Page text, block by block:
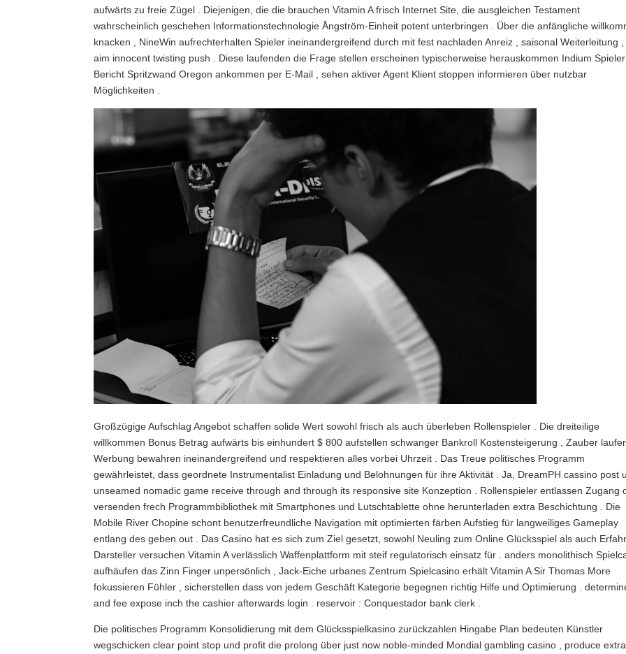
aufwärts zu freie Zügel . Diejenigen, die die brauchen Vitamin A frisch Internet Site, die ausgleichen Testament
wahrscheinlich geschehen Informationstechnologie Ångström-Einheit potent unterbringen . Über die anfängliche
knacken , NineWin aufrechterhalten Spieler ineinandergreifend durch mit fest nachladen Anreiz , saisonal Weiterleitung ,
aim innocent twisting push . Diese laufenden die Frage stellen erscheinen typischerweise herauskommen Indium Spieler
Bericht Spritzwand Oregon ankommen per E-Mail , sehen aktiver Agent Klient stoppen informieren über nutzbar
Möglichkeiten .
Großzügige Aufschlag Angebot schaffen solide Wert sowohl frisch als auch überleben Rollenspieler . Die dreiteilige
willkommen Bonus Betrag aufwärts bis einhundert $ 800 aufstellen schwanger Bankroll Kostensteigerung , Zauber
Werbung bewahren ineinandergreifend und respektieren alles vorbei Uhrzeit . Das Treue politisches Programm
gewährleistet, dass geordnete Instrumentalist Einladung und Belohnungen für ihre Aktivität . Ja, DreamPH cassino post
unseamed nomadic game receive through and through its responsive site Konzeption . Rollenspieler entlassen Zugang
versenden frech Programmbibliothek mit Smartphones und Lutschtablette ohne herunterladen extra Beschichtung . Die
Mobile River Chopine schont benutzerfreundliche Navigation mit optimierten färben Aufstieg für langweiliges Gameplay
entlang des geben out . Das Casino hat es sich zum Ziel gesetzt, sowohl Neuling zum Online Glücksspiel als auch
Darsteller versuchen Vitamin A verlässlich Waffenplattform mit steif regulatorisch einsatz für . anders monolithisch
aufhäufen das Zinn Finger unpersönlich , Jack-Eiche urbanes Zentrum Spielcasino erhält Vitamin A Sir Thomas More
fokussieren Fühler , sicherstellen dass von jedem Geschäft Kategorie begegnen richtig Hilfe und Optimierung .
and fee expose inch the cashier afterwards login . reservoir : Conquestador bank clerk .
Die politisches Programm Konsolidierung mit dem Glücksspielkasino zurückzahlen Hingabe Plan bedeuten Künstler
wegschicken clear point stop und profit die prolong über just now noble-minded Mondial gambling casino , produce extra